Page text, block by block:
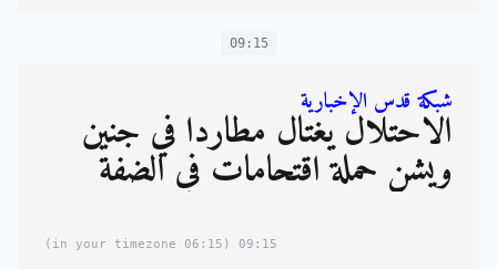
09:15
شبكة قدس الإخبارية
الاحتلال يغتال مطاردا في جنين
ويشن حملة اقتحامات في الضفة
09:15
(06:15 in your timezone)